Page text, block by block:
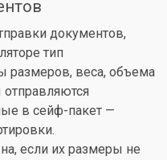
документов,
тип
размеров, веса, объема
в сейф-пакет —
если их размеры не